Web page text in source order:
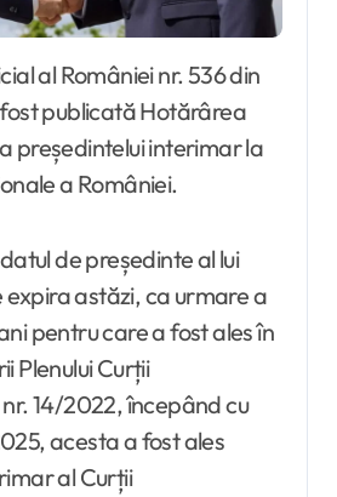
publicată Hotărârea
președintelui interimar la
a României.
de președinte al lui
astăzi, ca urmare a
pentru care a fost ales în
Plenului Curții
14/2022, începând cu
acesta a fost ales
al Curții